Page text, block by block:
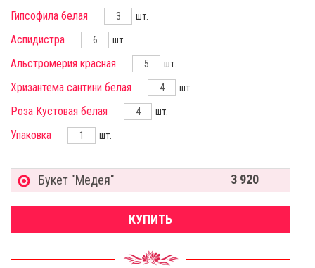
Гипсофила белая шт.
Аспидистра шт.
Альстромерия красная шт.
Хризантема сантини белая шт.
Роза Кустовая белая шт.
Упаковка шт.
Букет "Медея" 3 920
КУПИТЬ